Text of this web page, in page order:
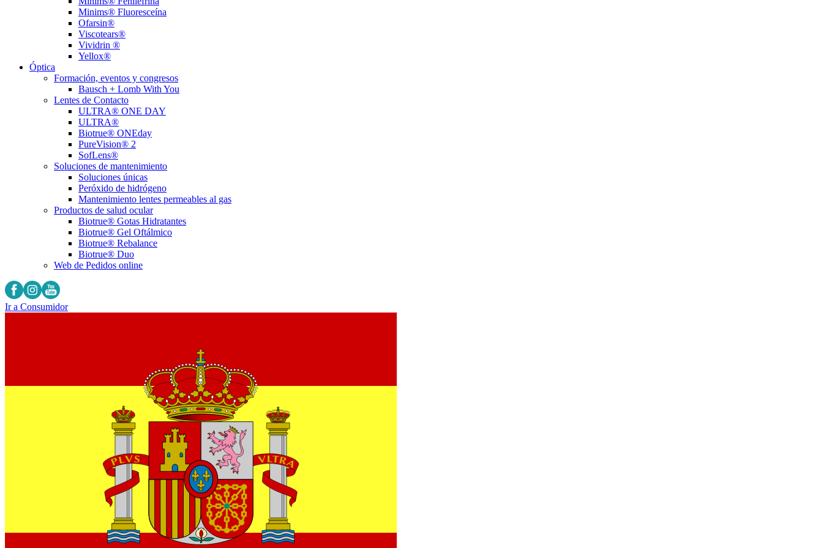
Minims® Fluoresceína
Ofarsin®
Viscotears®
Vividrin ®
Yellox®
Óptica
Formación, eventos y congresos
Bausch + Lomb With You
Lentes de Contacto
ULTRA® ONE DAY
ULTRA®
Biotrue® ONEday
PureVision® 2
SofLens®
Soluciones de mantenimiento
Soluciones únicas
Peróxido de hidrógeno
Mantenimiento lentes permeables al gas
Productos de salud ocular
Biotrue® Gotas Hidratantes
Biotrue® Gel Oftálmico
Biotrue® Rebalance
Biotrue® Duo
Web de Pedidos online
Ir a Consumidor